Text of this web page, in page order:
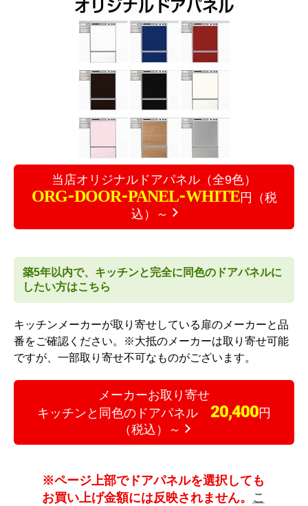
当店オリジナルドアパネル（全9色）
ORG-DOOR-PANEL-WHITE円（税
込）～
築5年以内で、キッチンと完全に同色のドアパネルに
したい方はこちら
キッチンメーカーが取り寄せしている扉のメーカーと品
番をご確認ください。
※大抵のメーカーは取り寄せ可能
ですが、一部取り寄せ不可なものがございます。
メーカーお取り寄せ
キッチンと同色のドアパネル 20,400円
（税込）～
※ページ上部でドアパネルを選択しても
お買い上げ金額には反映されません。
こ